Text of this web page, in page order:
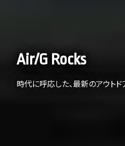
Air/G Rocks
時代に呼応した、最新のアウトド